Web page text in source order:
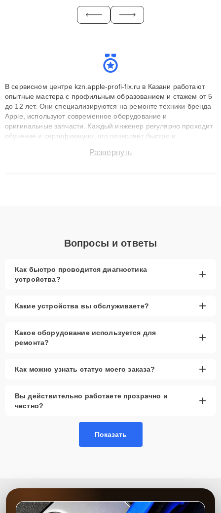
В сервисном центре kzn.apple-profi-fix.ru в Казани работают
опытные мастера с профильным образованием и стажем от 5
до 12 лет. Они специализируются на ремонте техники бренда
Apple, используют современное оборудование и
оригинальные запчасти. Каждый инженер регулярно проходит
обучение и сертификацию, что позволяет быстро и
сохранением гарантии до 3 лет. Наши мастера решают
Развернуть
Вопросы и ответы
Как быстро проводится диагностика
устройства?
+
Какие устройства вы обслуживаете? +
Какое оборудование используется для
ремонта?
+
Как можно узнать статус моего заказа? +
Вы действительно работаете прозрачно и
честно?
+
Показать